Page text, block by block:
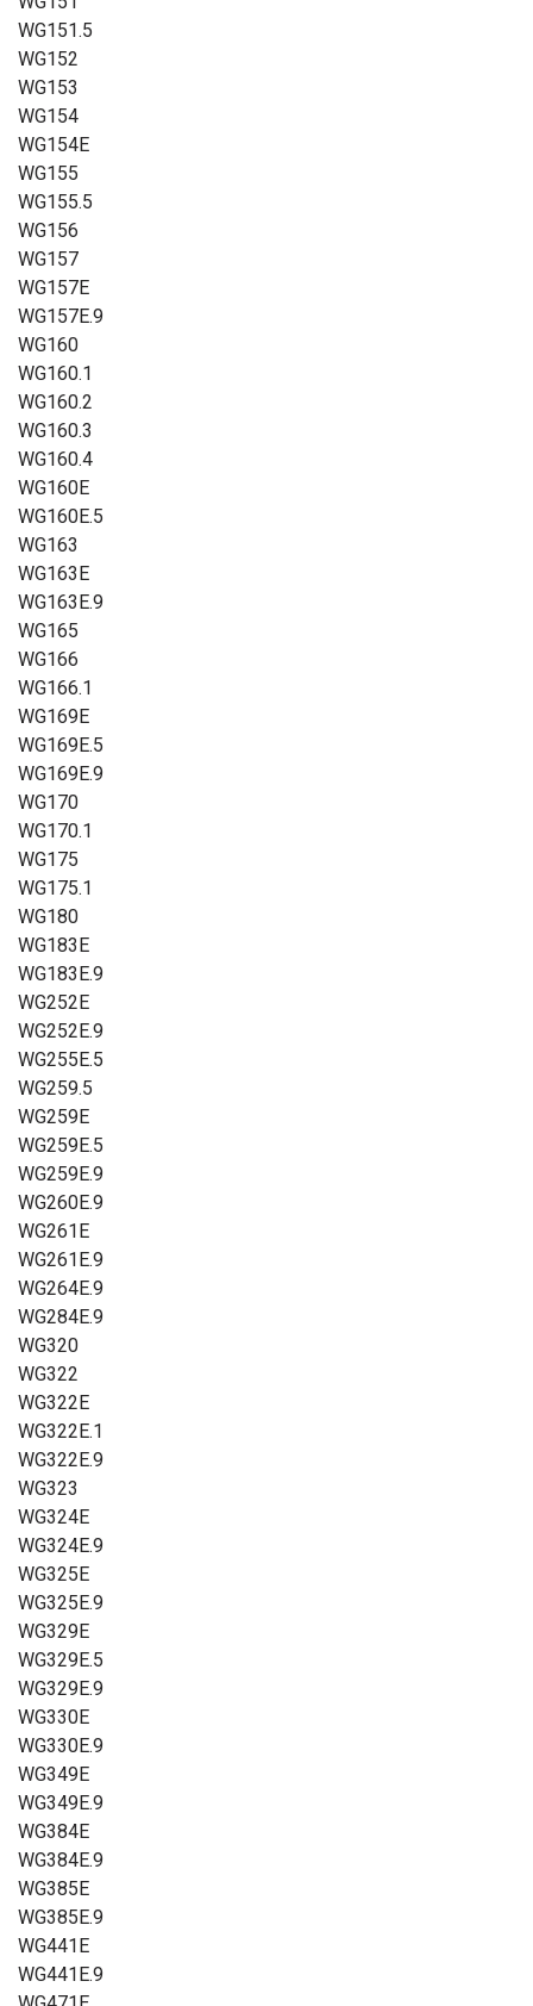
WG151.5
WG152
WG153
WG154
WG154E
WG155
WG155.5
WG156
WG157
WG157E
WG157E.9
WG160
WG160.1
WG160.2
WG160.3
WG160.4
WG160E
WG160E.5
WG163
WG163E
WG163E.9
WG165
WG166
WG166.1
WG169E
WG169E.5
WG169E.9
WG170
WG170.1
WG175
WG175.1
WG180
WG183E
WG183E.9
WG252E
WG252E.9
WG255E.5
WG259.5
WG259E
WG259E.5
WG259E.9
WG260E.9
WG261E
WG261E.9
WG264E.9
WG284E.9
WG320
WG322
WG322E
WG322E.1
WG322E.9
WG323
WG324E
WG324E.9
WG325E
WG325E.9
WG329E
WG329E.5
WG329E.9
WG330E
WG330E.9
WG349E
WG349E.9
WG384E
WG384E.9
WG385E
WG385E.9
WG441E
WG441E.9